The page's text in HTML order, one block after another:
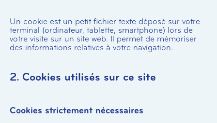
Un cookie est un petit fichier texte déposé sur votre
terminal (ordinateur, tablette, smartphone) lors de
votre visite sur un site web. Il permet de mémoriser
des informations relatives à votre navigation.
2. Cookies utilisés sur ce site
Cookies strictement nécessaires